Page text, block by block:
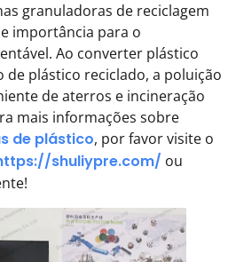
granuladoras de reciclagem
importância para o
Ao converter plástico
de plástico reciclado, a poluição
de aterros e incineração
mais informações sobre
de plástico, por favor visite o
shuliypre.com/ ou